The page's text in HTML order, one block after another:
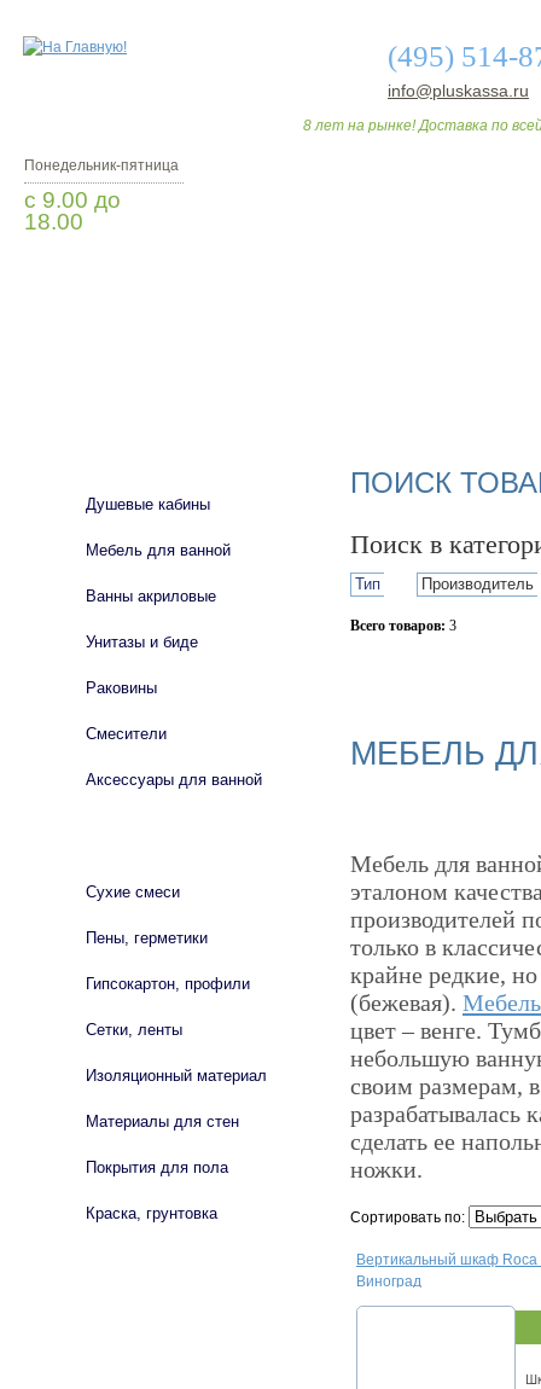
(495) 514-
info@pluskassa.ru
8 лет на рынке! Доставка по
Понедельник-пятница
с 9.00 до
18.00
ПОИСК
Поиск в
Тип Производитель
Всего товаров: 3
МЕБЕЛЬ
Мебель для
эталоном
производителей
только в
крайне редкие,
(бежевая).
цвет – венге.
небольшую
своим размерам,
разрабатывалась
сделать ее
ножки.
Сортировать по:
Вертикальный шкаф
Виноград
Душевые кабины
Мебель для ванной
Ванны акриловые
Унитазы и биде
Раковины
Смесители
Аксессуары для ванной
Сухие смеси
Пены, герметики
Гипсокартон, профили
Сетки, ленты
Изоляционный материал
Материалы для стен
Покрытия для пола
Краска, грунтовка